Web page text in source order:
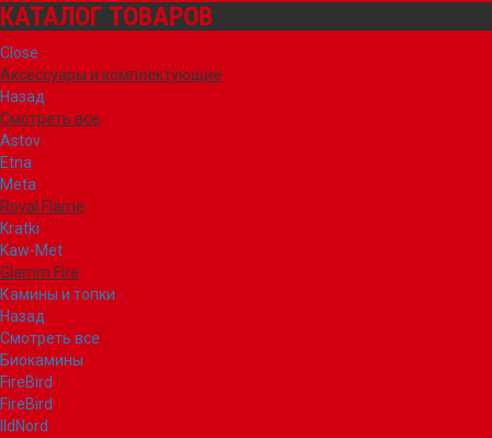
КАТАЛОГ ТОВАРОВ
Close
Аксессуары и комплектующие
Назад
Смотреть все
Astov
Etna
Meta
Royal Flame
Kratki
Kaw-Met
Glamm Fire
Камины и топки
Назад
Смотреть все
Биокамины
FireBird
FireBird
IldNord